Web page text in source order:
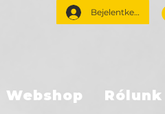
Bejelentkezés
Webshop Rólunk